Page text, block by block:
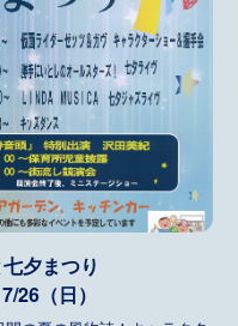
七夕まつり
26（日）